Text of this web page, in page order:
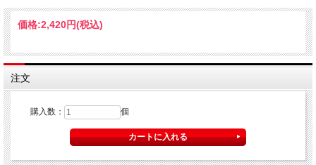
価格:2,420円(税込)
注文
購入数： 個